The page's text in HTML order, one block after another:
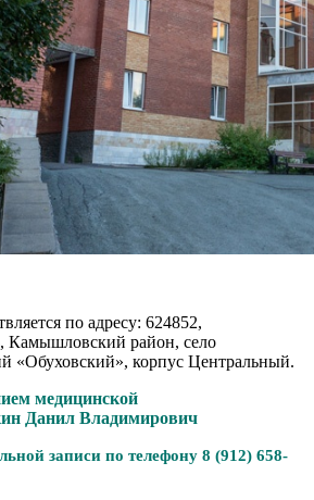
по адресу: 624852,
Камышловский район, село
«Обуховский», корпус Центральный.
медицинской
Данил Владимирович
записи по телефону 8 (912) 658-